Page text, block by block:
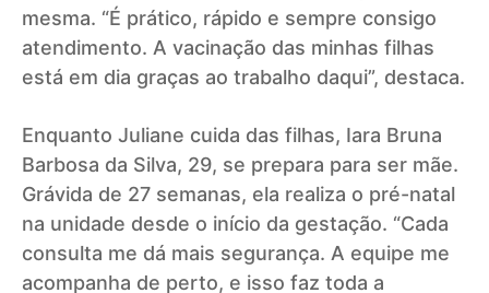
mesma. “É prático, rápido e sempre consigo
atendimento. A vacinação das minhas filhas
está em dia graças ao trabalho daqui”, destaca.
Enquanto Juliane cuida das filhas, Iara Bruna
Barbosa da Silva, 29, se prepara para ser mãe.
Grávida de 27 semanas, ela realiza o pré-natal
na unidade desde o início da gestação. “Cada
consulta me dá mais segurança. A equipe me
acompanha de perto, e isso faz toda a